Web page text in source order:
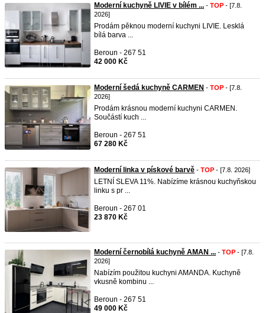
Moderní kuchyně LIVIE v bílém ... - TOP - [7.8.
2026]
Prodám pěknou moderní kuchyni LIVIE. Lesklá
bílá barva ...
Beroun - 267 51
42 000 Kč
Moderní šedá kuchyně CARMEN - TOP - [7.8.
2026]
Prodám krásnou moderní kuchyni CARMEN.
Součástí kuch ...
Beroun - 267 51
67 280 Kč
Moderní linka v pískové barvě - TOP - [7.8. 2026]
LETNÍ SLEVA 11%. Nabízíme krásnou kuchyňskou
linku s pr ...
Beroun - 267 01
23 870 Kč
Moderní černobílá kuchyně AMAN ... - TOP - [7.8.
2026]
Nabízím použitou kuchyni AMANDA. Kuchyně
vkusně kombinu ...
Beroun - 267 51
49 000 Kč